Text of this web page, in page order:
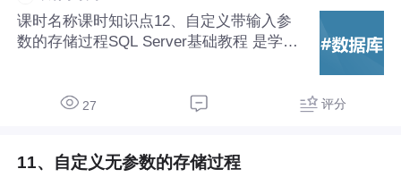
课时名称课时知识点12、自定义带输入参
数的存储过程SQL Server基础教程‌ 是学习
者掌握数据存储、查询与管理的核心技能。
27 评分
11、自定义无参数的存储过程